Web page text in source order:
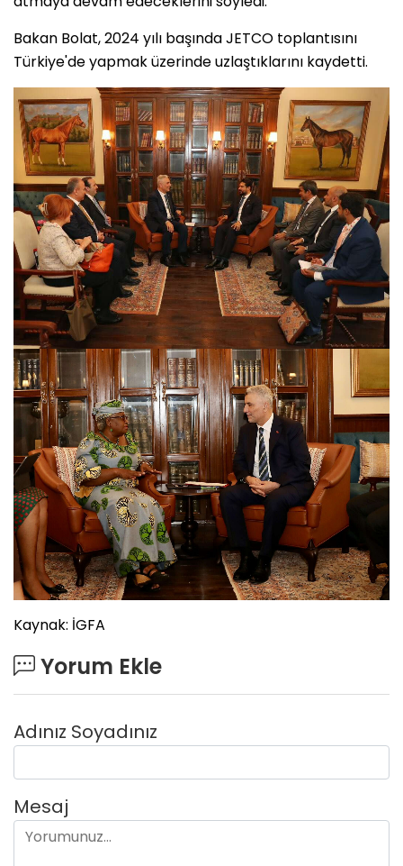
Bakan Bolat, 2024 yılı başında JETCO toplantısını
Türkiye'de yapmak üzerinde uzlaştıklarını kaydetti.
Kaynak: İGFA
Yorum Ekle
Adınız Soyadınız
Mesaj